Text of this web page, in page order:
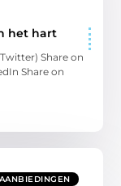
het hart
Share on
Share on
AANBIEDINGEN